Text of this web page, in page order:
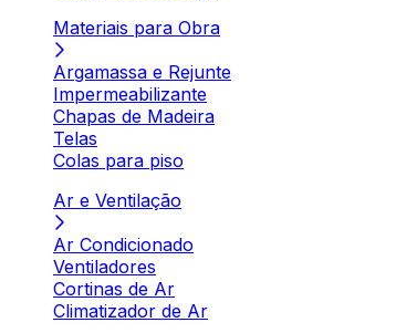
Materiais para Obra
Argamassa e Rejunte
Impermeabilizante
Chapas de Madeira
Telas
Colas para piso
Ar e Ventilação
Ar Condicionado
Ventiladores
Cortinas de Ar
Climatizador de Ar